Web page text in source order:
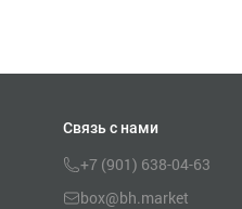
Связь с нами
+7 (901) 638-04-63
box@bh.market